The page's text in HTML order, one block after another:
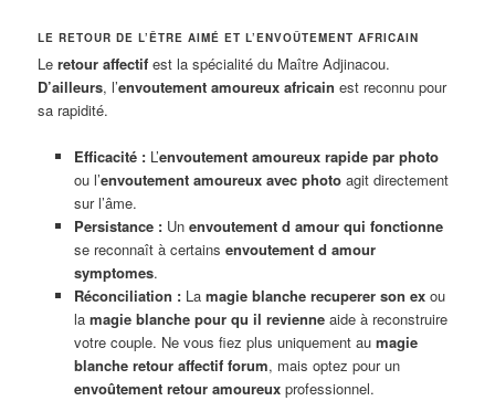
LE RETOUR DE L’ÊTRE AIMÉ ET L’ENVOÛTEMENT AFRICAIN
Leretour affectif est la spécialité du Maître Adjinacou.
D’ailleurs, l’envoutement amoureux africain est reconnu pour
sa rapidité.
Efficacité :L’envoutement amoureux rapide par photo
ou l’envoutement amoureux avec photoagit directement
sur l’âme.
Persistance :Un envoutement d amour qui fonctionne
se reconnaît à certains envoutement d amour
symptomes.
Réconciliation :La magie blanche recuperer son exou
la magie blanche pour qu il revienneaide à reconstruire
votre couple. Ne vous fiez plus uniquement au magie
blanche retour affectif forum, mais optez pour un
envoûtement retour amoureuxprofessionnel.